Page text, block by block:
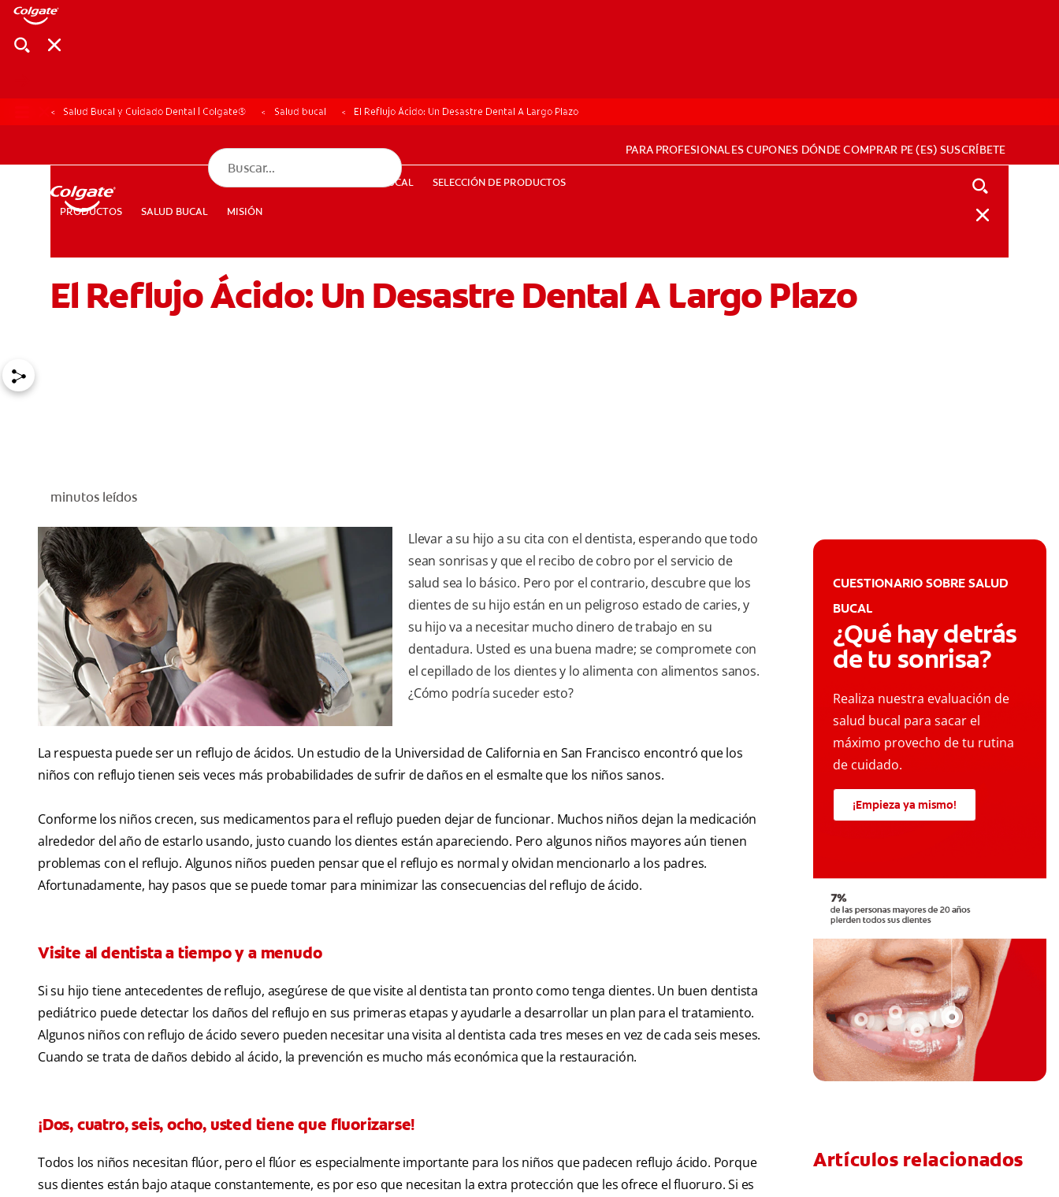
PRODUCTOS
CHEQUEO DE SALUD BUCAL
PARA PROFESIONALES CUPONES DÓNDE COMPRAR PE (ES) SUSCRÍBETE
PARA PROFESIONALESCUPONES DÓNDE COMPRAR PE (ES) SUSCRÍBETE
PRODUCTOS SALUD BUCAL MISIÓN
CHEQUEO DE SALUD BUCAL SELECCIÓN DE PRODUCTOS
Salud Bucal y Cuidado Dental | Colgate® Salud bucal El Reflujo Ácido: Un Desastre Dental A Largo Plazo
El Reflujo Ácido: Un Desastre Dental A Largo Plazo
minutos leídos
Llevar a su hijo a su cita con el dentista, esperando que todo
sean sonrisas y que el recibo de cobro por el servicio de
salud sea lo básico. Pero por el contrario, descubre que los
dientes de su hijo están en un peligroso estado de caries, y
su hijo va a necesitar mucho dinero de trabajo en su
dentadura. Usted es una buena madre; se compromete con
el cepillado de los dientes y lo alimenta con alimentos sanos.
¿Cómo podría suceder esto?
La respuesta puede ser un reflujo de ácidos. Un estudio de la Universidad de California en San Francisco encontró que los
niños con reflujo tienen seis veces más probabilidades de sufrir de daños en el esmalte que los niños sanos.
Conforme los niños crecen, sus medicamentos para el reflujo pueden dejar de funcionar. Muchos niños dejan la medicación
alrededor del año de estarlo usando, justo cuando los dientes están apareciendo. Pero algunos niños mayores aún tienen
problemas con el reflujo. Algunos niños pueden pensar que el reflujo es normal y olvidan mencionarlo a los padres.
Afortunadamente, hay pasos que se puede tomar para minimizar las consecuencias del reflujo de ácido.
Visite al dentista a tiempo y a menudo
Si su hijo tiene antecedentes de reflujo, asegúrese de que visite al dentista tan pronto como tenga dientes. Un buen dentista
pediátrico puede detectar los daños del reflujo en sus primeras etapas y ayudarle a desarrollar un plan para el tratamiento.
Algunos niños con reflujo de ácido severo pueden necesitar una visita al dentista cada tres meses en vez de cada seis meses.
Cuando se trata de daños debido al ácido, la prevención es mucho más económica que la restauración.
¡Dos, cuatro, seis, ocho, usted tiene que fluorizarse!
Todos los niños necesitan flúor, pero el flúor es especialmente importante para los niños que padecen reflujo ácido. Porque
sus dientes están bajo ataque constantemente, es por eso que necesitan la extra protección que les ofrece el fluoruro. Si es
CUESTIONARIO SOBRE SALUD
BUCAL
¿Qué hay detrás
de tu sonrisa?
Realiza nuestra evaluación de
salud bucal para sacar el
máximo provecho de tu rutina
de cuidado.
¡Empieza ya mismo!
Artículos relacionados